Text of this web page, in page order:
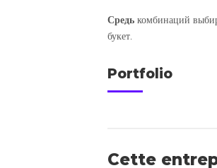
Средь комбинаций
букет.
Portfolio
Cette